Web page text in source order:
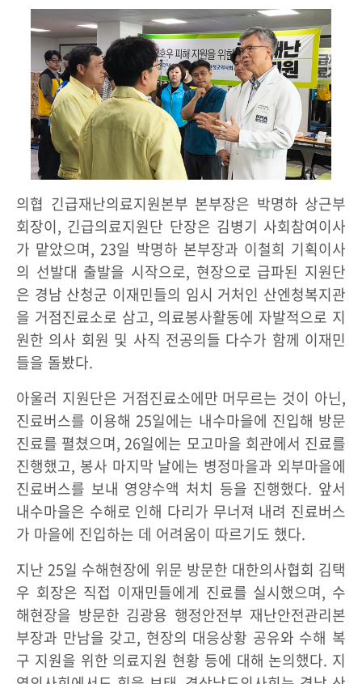
의협 긴급재난의료지원본부 본부장은 박명하 상근부
회장이, 긴급의료지원단 단장은 김병기 사회참여이사
가 맡았으며, 23일 박명하 본부장과 이철희 기획이사
의 선발대 출발을 시작으로, 현장으로 급파된 지원단
은 경남 산청군 이재민들의 임시 거처인 산엔청복지관
을 거점진료소로 삼고, 의료봉사활동에 자발적으로 지
원한 의사 회원 및 사직 전공의들 다수가 함께 이재민
들을 돌봤다.
아울러 지원단은 거점진료소에만 머무르는 것이 아닌,
진료버스를 이용해 25일에는 내수마을에 진입해 방문
진료를 펼쳤으며, 26일에는 모고마을 회관에서 진료를
진행했고, 봉사 마지막 날에는 병정마을과 외부마을에
진료버스를 보내 영양수액 처치 등을 진행했다. 앞서
내수마을은 수해로 인해 다리가 무너져 내려 진료버스
가 마을에 진입하는 데 어려움이 따르기도 했다.
지난 25일 수해현장에 위문 방문한 대한의사협회 김택
우 회장은 직접 이재민들에게 진료를 실시했으며, 수
해현장을 방문한 김광용 행정안전부 재난안전관리본
부장과 만남을 갖고, 현장의 대응상황 공유와 수해 복
구 지원을 위한 의료지원 현황 등에 대해 논의했다. 지